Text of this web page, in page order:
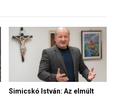
Simicskó István: Az elmúlt